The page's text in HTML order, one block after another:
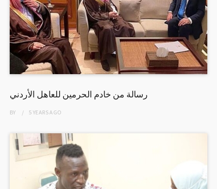
رسالة من خادم الحرمين للعاهل الأردني
BY 5 YEARSAGO